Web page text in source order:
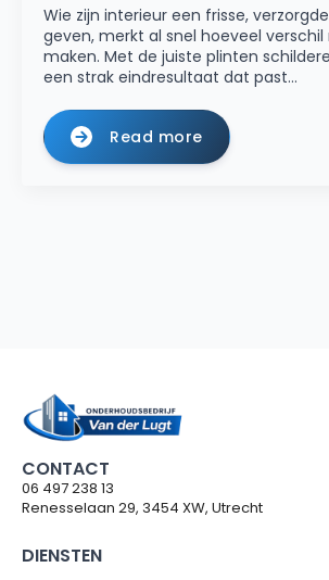
Wie zijn interieur een frisse,
geven, merkt al snel hoeveel
maken. Met de juiste plinten
een strak eindresultaat dat past…
Read more
CONTACT
06 497 238 13
Renesselaan 29, 3454 XW, Utrecht
DIENSTEN